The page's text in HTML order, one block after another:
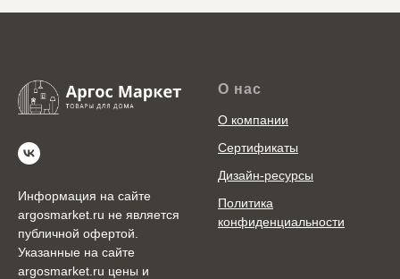
Информация на сайте
argosmarket.ru не является
публичной офертой.
Указанные на сайте
argosmarket.ru цены и
О нас
О компании
Сертификаты
Дизайн-ресурсы
Политика
конфиденциальности